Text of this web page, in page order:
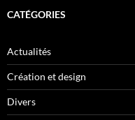
CATÉGORIES
Actualités
Création et design
Divers